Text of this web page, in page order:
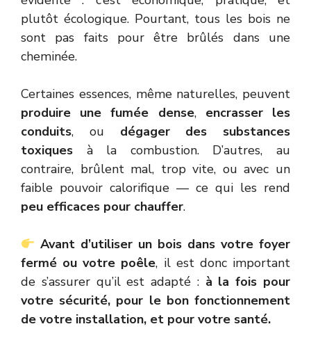
plutôt écologique. Pourtant, tous les bois ne
sont pas faits pour être brûlés dans une
cheminée.
Certaines essences, même naturelles, peuvent
produire une fumée dense, encrasser les
conduits, ou dégager des substances
toxiques à la combustion. D’autres, au
contraire, brûlent mal, trop vite, ou avec un
faible pouvoir calorifique — ce qui les rend
peu efficaces pour chauffer.
Avant d’utiliser un bois dans votre foyer
fermé ou votre poêle, il est donc important
de s’assurer qu’il est adapté : à la fois pour
votre sécurité, pour le bon fonctionnement
de votre installation, et pour votre santé.